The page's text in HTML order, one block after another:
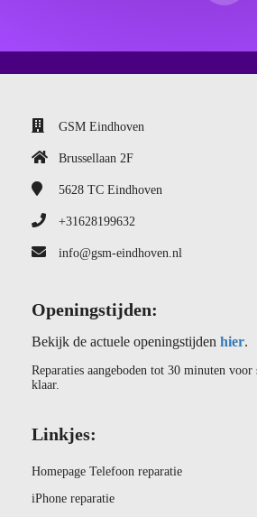
GSM Eindhoven
Brussellaan 2F
5628 TC Eindhoven
+31628199632
info@gsm-eindhoven.nl
Openingstijden:
Bekijk de actuele openingstijden hier.
Reparaties aangeboden tot 30 minuten
klaar.
Linkjes:
Homepage Telefoon reparatie
iPhone reparatie